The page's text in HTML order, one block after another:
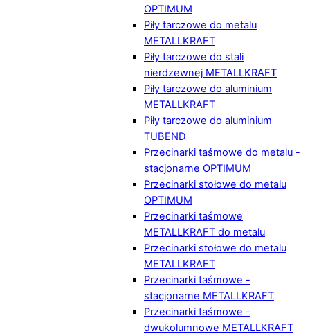
OPTIMUM
Piły tarczowe do metalu
METALLKRAFT
Piły tarczowe do stali
nierdzewnej METALLKRAFT
Piły tarczowe do aluminium
METALLKRAFT
Piły tarczowe do aluminium
TUBEND
Przecinarki taśmowe do metalu -
stacjonarne OPTIMUM
Przecinarki stołowe do metalu
OPTIMUM
Przecinarki taśmowe
METALLKRAFT do metalu
Przecinarki stołowe do metalu
METALLKRAFT
Przecinarki taśmowe -
stacjonarne METALLKRAFT
Przecinarki taśmowe -
dwukolumnowe METALLKRAFT